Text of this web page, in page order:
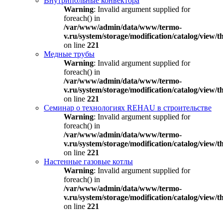
Warning: Invalid argument supplied for
foreach() in
/var/www/admin/data/www/termo-
v.ru/system/storage/modification/catalog/view/
on line 221
Медные трубы
Warning: Invalid argument supplied for
foreach() in
/var/www/admin/data/www/termo-
v.ru/system/storage/modification/catalog/view/
on line 221
Семинар о технологиях REHAU в строительстве
Warning: Invalid argument supplied for
foreach() in
/var/www/admin/data/www/termo-
v.ru/system/storage/modification/catalog/view/
on line 221
Настенные газовые котлы
Warning: Invalid argument supplied for
foreach() in
/var/www/admin/data/www/termo-
v.ru/system/storage/modification/catalog/view/
on line 221